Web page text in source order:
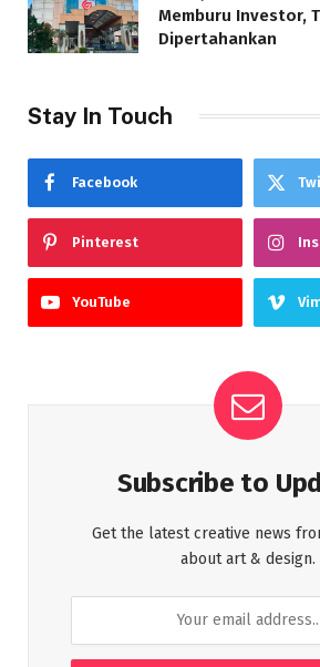
Memburu Investor,
Dipertahankan
Stay In Touch
Facebook
Pinterest
YouTube
Subscribe to
Get the latest creative news
about art & design.